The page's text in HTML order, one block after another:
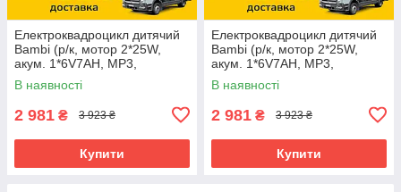
Електроквадроцикл дитячий
Bambi (р/к, мотор 2*25W,
акум. 1*6V7AH, MP3,
BLUETOOTH) M 6367ELR-3-2
Червоно-чорний
В наявності
2 981 ₴ 3 923 ₴
Купити
Електроквадроцикл дитячий
Bambi (р/к, мотор 2*25W,
акум. 1*6V7AH, MP3,
BLUETOOTH) M 6367ELR-5-
11 Зелено-сірий
В наявності
2 981 ₴ 3 923 ₴
Купити